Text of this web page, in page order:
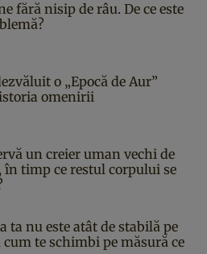
fără nisip de râu. De ce este
o „Epocă de Aur”
omenirii
un creier uman vechi de
în timp ce restul corpului se
ta nu este atât de stabilă pe
cum te schimbi pe măsură ce